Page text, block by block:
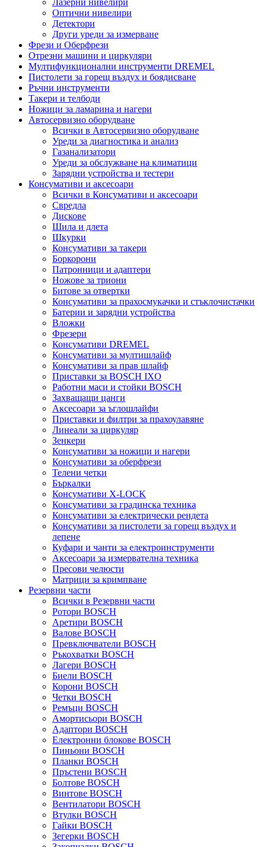
Лазерни нивелири
Оптични нивелири
Детектори
Други уреди за измерване
Фрези и Оберфрези
Отрезни машини и циркуляри
Мултифункционални инструменти DREMEL
Пистолети за горещ въздух и боядисване
Ръчни инструменти
Такери и телбоди
Ножици за ламарина и нагери
Автосервизно оборудване
Всички в Автосервизно оборудване
Уреди за диагностика и анализ
Газанализатори
Уреди за обслужване на климатици
Зарядни устройства и тестери
Консумативи и аксесоари
Всички в Консумативи и аксесоари
Свредла
Дискове
Шила и длета
Шкурки
Консумативи за такери
Боркорони
Патронници и адаптери
Ножове за триони
Битове за отвертки
Консумативи за прахосмукачки и стъклочистачки
Батерии и зарядни устройства
Вложки
Фрезери
Консумативи DREMEL
Консумативи за мултишлайф
Консумативи за прав шлайф
Приставки за BOSCH IXO
Работни маси и стойки BOSCH
Захващащи цанги
Аксесоари за ъглошлайфи
Приставки и филтри за прахоулавяне
Линеали за циркуляр
Зенкери
Консумативи за ножици и нагери
Консумативи за оберфрези
Телени четки
Бъркалки
Консумативи X-LOCK
Консумативи за градинска техника
Консумативи за електрически рендета
Консумативи за пистолети за горещ въздух и
лепене
Куфари и чанти за електроинструменти
Аксесоари за измервателна техника
Пресови челюсти
Матрици за кримпване
Резервни части
Всички в Резервни части
Ротори BOSCH
Аретири BOSCH
Валове BOSCH
Превключватели BOSCH
Ръкохватки BOSCH
Лагери BOSCH
Биели BOSCH
Корони BOSCH
Четки BOSCH
Ремъци BOSCH
Амортисьори BOSCH
Адаптори BOSCH
Електронни блокове BOSCH
Пиньони BOSCH
Планки BOSCH
Пръстени BOSCH
Болтове BOSCH
Винтове BOSCH
Вентилатори BOSCH
Втулки BOSCH
Гайки BOSCH
Зегерки BOSCH